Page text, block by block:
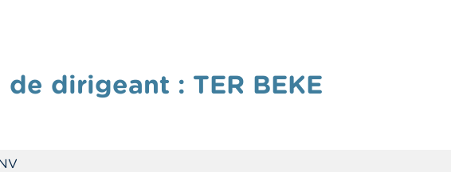
dirigeant : TER BEKE